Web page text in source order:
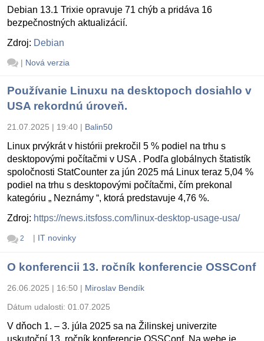
Debian 13.1 Trixie opravuje 71 chýb a pridáva 16
bezpečnostných aktualizácií.
Zdroj: Debian
| Nová verzia
Používanie Linuxu na desktopoch dosiahlo v
USA rekordnú úroveň.
21.07.2025 | 19:40 | Balin50
Linux prvýkrát v histórii prekročil 5 % podiel na trhu s
desktopovými počítačmi v USA . Podľa globálnych štatistík
spoločnosti StatCounter za jún 2025 má Linux teraz 5,04 %
podiel na trhu s desktopovými počítačmi, čím prekonal
kategóriu „ Neznámy “, ktorá predstavuje 4,76 %.
Zdroj: https://news.itsfoss.com/linux-desktop-usage-usa/
2 | IT novinky
O konferencii 13. ročník konferencie OSSConf
26.06.2025 | 16:50 | Miroslav Bendík
Dátum udalosti: 01.07.2025
V dňoch 1. – 3. júla 2025 sa na Žilinskej univerzite
uskutoční 13. ročník konferencie OSSConf. Na webe je